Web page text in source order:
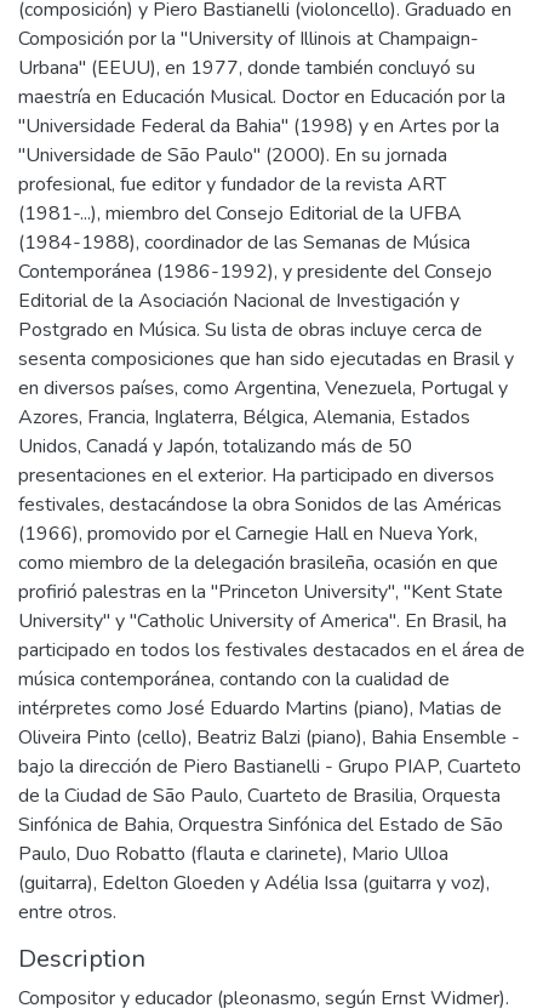
(composición) y Piero Bastianelli (violoncello). Graduado en
Composición por la "University of Illinois at Champaign-
Urbana" (EEUU), en 1977, donde también concluyó su
maestría en Educación Musical. Doctor en Educación por la
"Universidade Federal da Bahia" (1998) y en Artes por la
"Universidade de São Paulo" (2000). En su jornada
profesional, fue editor y fundador de la revista ART
(1981-...), miembro del Consejo Editorial de la UFBA
(1984-1988), coordinador de las Semanas de Música
Contemporánea (1986-1992), y presidente del Consejo
Editorial de la Asociación Nacional de Investigación y
Postgrado en Música. Su lista de obras incluye cerca de
sesenta composiciones que han sido ejecutadas en Brasil y
en diversos países, como Argentina, Venezuela, Portugal y
Azores, Francia, Inglaterra, Bélgica, Alemania, Estados
Unidos, Canadá y Japón, totalizando más de 50
presentaciones en el exterior. Ha participado en diversos
festivales, destacándose la obra Sonidos de las Américas
(1966), promovido por el Carnegie Hall en Nueva York,
como miembro de la delegación brasileña, ocasión en que
profirió palestras en la "Princeton University", "Kent State
University" y "Catholic University of America". En Brasil, ha
participado en todos los festivales destacados en el área de
música contemporánea, contando con la cualidad de
intérpretes como José Eduardo Martins (piano), Matias de
Oliveira Pinto (cello), Beatriz Balzi (piano), Bahia Ensemble -
bajo la dirección de Piero Bastianelli - Grupo PIAP, Cuarteto
de la Ciudad de São Paulo, Cuarteto de Brasilia, Orquesta
Sinfónica de Bahia, Orquestra Sinfónica del Estado de São
Paulo, Duo Robatto (flauta e clarinete), Mario Ulloa
(guitarra), Edelton Gloeden y Adélia Issa (guitarra y voz),
entre otros.
Description
Compositor y educador (pleonasmo, según Ernst Widmer).